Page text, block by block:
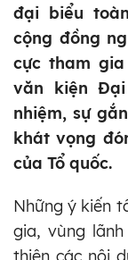
đại biểu
cộng đồng
cực tham
văn kiện
nhiệm, sự
khát vọng
của Tổ quốc.
Những ý kiến
gia, vùng